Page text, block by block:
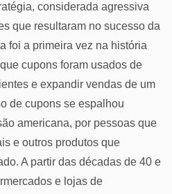
considerada agressiva
que resultaram no sucesso da
foi a primeira vez na história
cupons foram usados de
e expandir vendas de um
de cupons se espalhou
americana, por pessoas que
e outros produtos que
A partir das décadas de 40 e
e lojas de